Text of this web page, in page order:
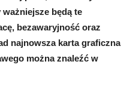
ważniejsze będą te
bezawaryjność oraz
najnowsza karta graficzna
można znaleźć w